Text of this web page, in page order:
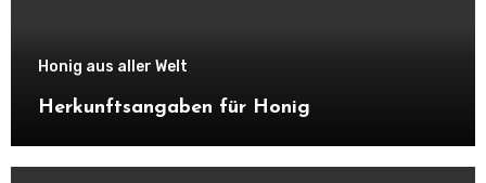
Honig aus aller Welt
Herkunftsangaben für Honig